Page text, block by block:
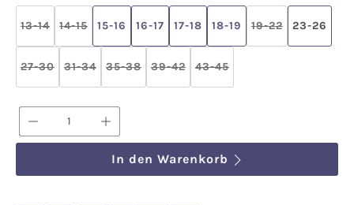
13-14 14-15 15-16 16-17 17-18 18-19 19-22 23-26
27-30 31-34 35-38 39-42 43-45
Produkt Anzahl: Gib den
In den Warenkorb